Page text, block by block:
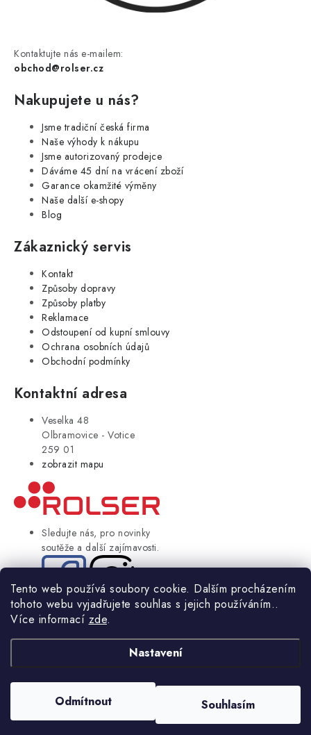
Tento web používá soubory cookie. Dalším procházením
tohoto webu vyjadřujete souhlas s jejich používáním..
Více informací zde.
Nastavení
Odmítnout Souhlasím
Kontaktujte nás e-mailem:
obchod@rolser.cz
Nakupujete u nás?
Jsme tradiční česká firma
Naše výhody k nákupu
Jsme autorizovaný prodejce
Dáváme 45 dní na vrácení zboží
Garance okamžité výměny
Naše další e-shopy
Blog
Zákaznický servis
Kontakt
Způsoby dopravy
Způsoby platby
Reklamace
Odstoupení od kupní smlouvy
Ochrana osobních údajů
Obchodní podmínky
Kontaktní adresa
Veselka 48
Olbramovice - Votice
259 01
zobrazit mapu
Sledujte nás, pro novinky
soutěže a další zajímavosti.
© Copyright 2004-2024 Rolser.cz | webdesign
ČESKÁ REPUBLIKA
Zároveň je povinen zaevidovat přijatou tržbu u správce daně online; v
případě technického výpadku pak nejpozději do 48 hodin.